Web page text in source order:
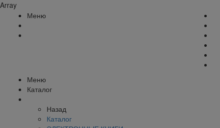
Array
Меню
Меню
Каталог
Назад
Каталог